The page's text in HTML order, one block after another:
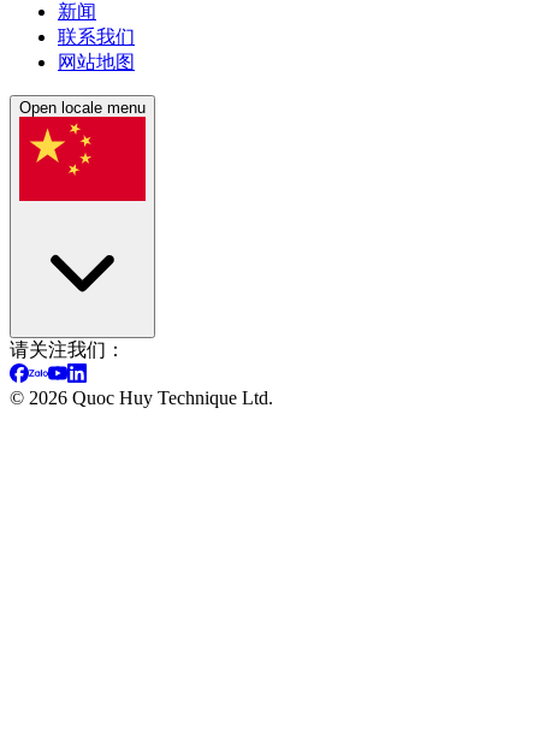
新闻
联系我们
网站地图
Open locale menu
请关注我们：
© 2026 Quoc Huy Technique Ltd.